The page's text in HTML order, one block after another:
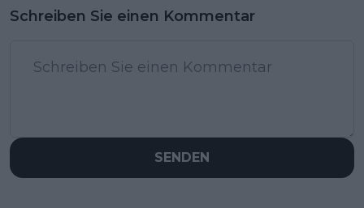
Schreiben Sie einen Kommentar
SENDEN